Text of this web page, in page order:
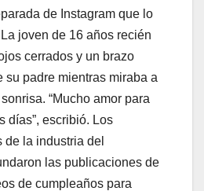
de Instagram que lo
joven de 16 años recién
cerrados y un brazo
su padre mientras miraba a
“Mucho amor para
días”, escribió. Los
la industria del
las publicaciones de
de cumpleaños para